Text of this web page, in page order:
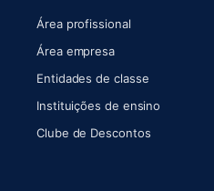
Área profissional
Área empresa
Entidades de classe
Instituições de ensino
Clube de Descontos